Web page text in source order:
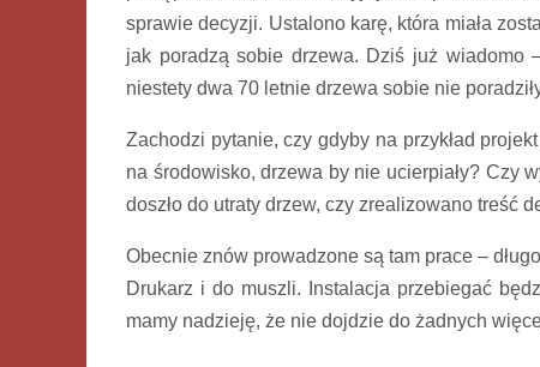
sprawie decyzji. Ustalono karę, która miała
jak poradzą sobie drzewa. Dziś już wiadomo
niestety dwa 70 letnie drzewa sobie nie
Zachodzi pytanie, czy gdyby na przykład
na środowisko, drzewa by nie ucierpiały? Czy
doszło do utraty drzew, czy zrealizowano treść
Obecnie znów prowadzone są tam prace –
Drukarz i do muszli. Instalacja przebiegać
mamy nadzieję, że nie dojdzie do żadnych